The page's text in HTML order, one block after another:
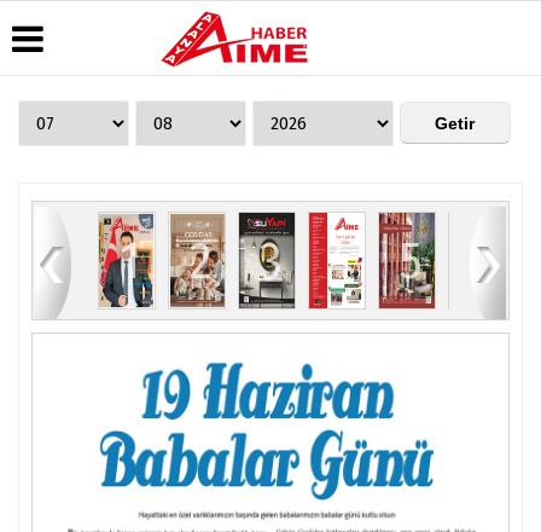
Üye Paneli
Arşivi
Dergi
Arşivi
Günün
Haberleri
Hava
Gazete
Manşetleri
Anketler
Biyografiler
Köşe
Video
Galeri
Foto
Galeri
AlanyaTime
Moovit
Alanya-
Gazipaşa
& Antalya
Canlı Uçak
Seyir
84 1 2 3 4 5 6